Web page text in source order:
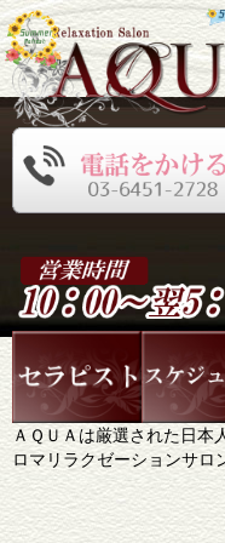
ＡＱＵＡは厳選された日本
ロマリラクゼーションサロ